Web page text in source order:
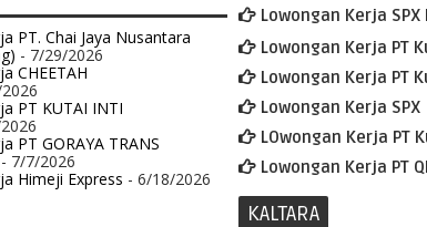
PT. Chai Jaya Nusantara
- 7/29/2026
CHEETAH
PT KUTAI INTI
PT GORAYA TRANS
- 7/7/2026
Himeji Express - 6/18/2026
Lowongan Kerja
Lowongan Kerja PT
Lowongan Kerja PT
Lowongan Kerja SPX
LOwongan Kerja PT
Lowongan Kerja PT
KALTARA